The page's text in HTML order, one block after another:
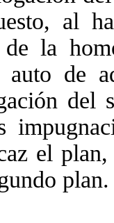
al
de la
auto de
del
el
plan.